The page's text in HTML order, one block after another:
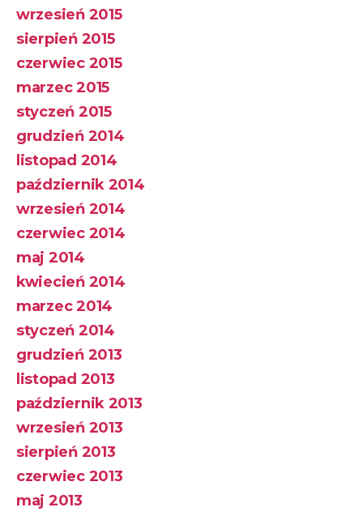
wrzesień 2015
sierpień 2015
czerwiec 2015
marzec 2015
styczeń 2015
grudzień 2014
listopad 2014
październik 2014
wrzesień 2014
czerwiec 2014
maj 2014
kwiecień 2014
marzec 2014
styczeń 2014
grudzień 2013
listopad 2013
październik 2013
wrzesień 2013
sierpień 2013
czerwiec 2013
maj 2013